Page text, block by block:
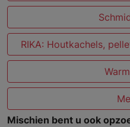
RIKA: Houtkachels,
Mischien bent u ook